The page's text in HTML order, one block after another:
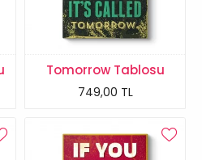
Tomorrow Tablosu
749,00 TL